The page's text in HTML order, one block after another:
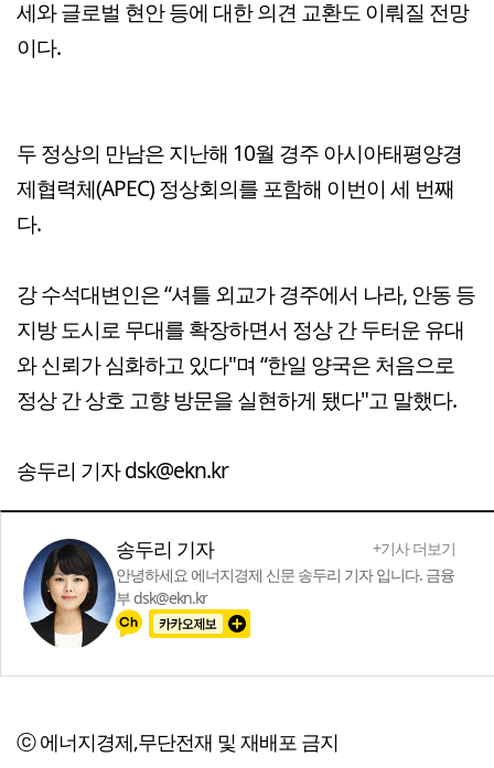
세와 글로벌 현안 등에 대한 의견 교환도 이뤄질 전망
이다.
두 정상의 만남은 지난해 10월 경주 아시아태평양경
제협력체(APEC) 정상회의를 포함해 이번이 세 번째
다.
강 수석대변인은 “셔틀 외교가 경주에서 나라, 안동 등
지방 도시로 무대를 확장하면서 정상 간 두터운 유대
와 신뢰가 심화하고 있다"며 “한일 양국은 처음으로
정상 간 상호 고향 방문을 실현하게 됐다"고 말했다.
송두리 기자 dsk@ekn.kr
송두리 기자
+기사 더보기
안녕하세요 에너지경제 신문 송두리 기자 입니다. 금융
부 dsk@ekn.kr
ⓒ 에너지경제,무단전재 및 재배포 금지